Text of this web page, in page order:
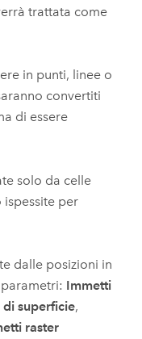
trattata come
in punti, linee o
convertiti
di essere
solo da celle
per
dalle posizioni in
Immetti
superficie,
raster